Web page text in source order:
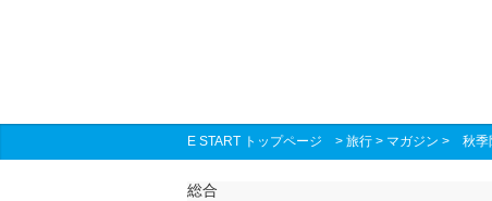
E START トップページ > 旅行 > マガジン > 秋季
総合